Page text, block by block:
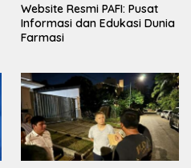
Website Resmi PAFI: Pusat
Informasi dan Edukasi Dunia
Farmasi